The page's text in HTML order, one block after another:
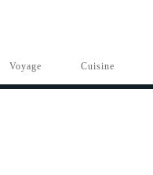
Voyage Cuisine